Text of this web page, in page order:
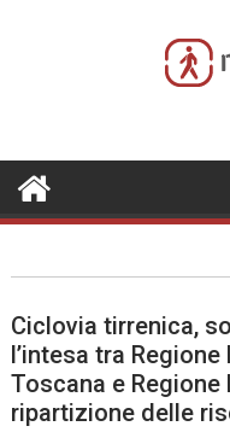
Ciclovia tirrenica,
l’intesa tra
Toscana e Regione
ripartizione delle